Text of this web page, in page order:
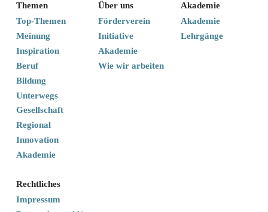
Themen
Top-Themen
Meinung
Inspiration
Beruf
Bildung
Unterwegs
Gesellschaft
Regional
Innovation
Akademie
Akademie
Akademie
Lehrgänge
Über uns
Förderverein
Initiative
Akademie
Wie wir arbeiten
Rechtliches
Impressum